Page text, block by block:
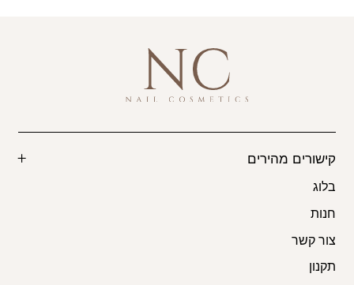
קישורים מהירים
בלוג
חנות
צור קשר
תקנון